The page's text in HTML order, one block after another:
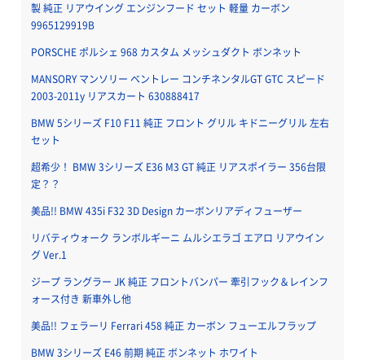
製 純正 リアウイング エンジンフード セット 軽量 カーボン
9965129919B
PORSCHE ポルシェ 968 カスタム メッシュダクト ボンネット
MANSORY マンソリー ベントレー コンチネンタルGT GTC スピード
2003-2011y リアスカート 630888417
BMW 5シリーズ F10 F11 純正 フロント グリル キドニーグリル 左右
セット
超希少！ BMW 3シリーズ E36 M3 GT 純正 リアスポイラー 356台限
定？？
美品!! BMW 435i F32 3D Design カーボンリアディフューザー
リバティウォーク ランボルギーニ ムルシエラゴ エアロ リアウイン
グ Ver.1
ジープ ラングラー JK 純正 フロントバンパー 牽引フック＆レインフ
ォース付き 新車外し他
美品!! フェラーリ Ferrari 458 純正 カーボン フューエルフラップ
BMW 3シリーズ E46 前期 純正 ボンネット ホワイト